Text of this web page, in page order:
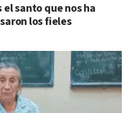
el santo que nos ha
los fieles